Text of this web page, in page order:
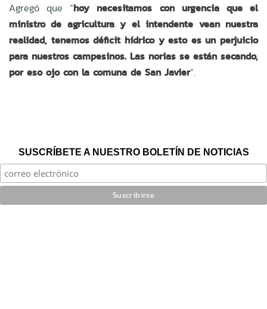
Agregó que “hoy necesitamos con urgencia que el
ministro de agricultura y el intendente vean nuestra
realidad, tenemos déficit hídrico y esto es un perjuicio
para nuestros campesinos. Las norias se están secando,
por eso ojo con la comuna de San Javier”.
SUSCRÍBETE A NUESTRO BOLETÍN DE NOTICIAS